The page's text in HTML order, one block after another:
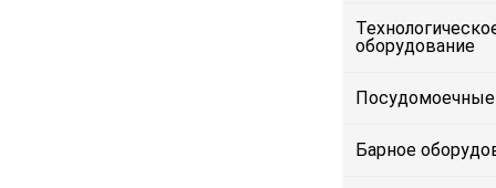
оборудование
Барное